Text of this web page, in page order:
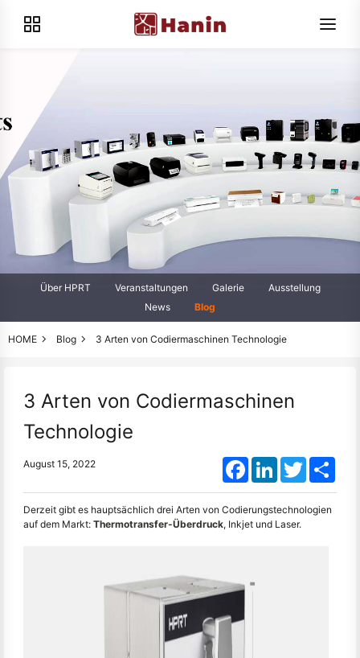
Über HPRT Veranstaltungen Galerie
Ausstellung
News
Blog
HOME Blog 3 Arten von Codiermaschinen Technologie
3 Arten von Codiermaschinen
Technologie
August 15, 2022 FacebookLinkedInTwitter
Derzeit gibt es hauptsächlich drei Arten von Codierungstechnologien
auf dem Markt: Thermotransfer-Überdruck, Inkjet und Laser.